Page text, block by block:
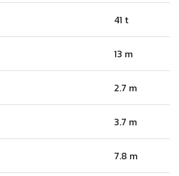
41 t
13 m
2.7 m
3.7 m
7.8 m